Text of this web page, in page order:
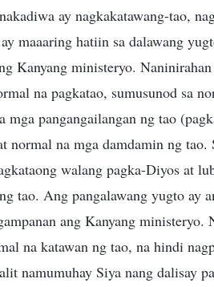
ay nagkakatawang-tao,
maaaring hatiin sa dalawang
Kanyang ministeryo.
na pagkatao, sumusunod sa
mga pangangailangan ng tao
normal na mga damdamin ng tao.
walang pagka-Diyos at
tao. Ang pangalawang yugto ay
ang Kanyang ministeryo.
na katawan ng tao, na hindi
namumuhay Siya nang dalisay